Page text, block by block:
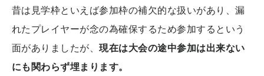
昔は見学枠といえば参加枠の補欠的な扱いがあり、漏
れたプレイヤーが念の為確保するため参加するという
面がありましたが、現在は大会の途中参加は出来ない
にも関わらず埋まります。